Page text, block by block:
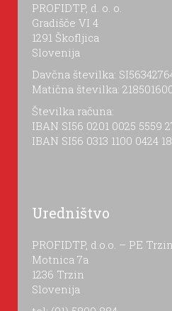
PROFIDTP, d. o. o.
Gradišče VI 4
1291 Škofljica
Slovenija
Davčna številka:
Matična številka:
Številka računa:
IBAN SI56 0201 0025 5559
IBAN SI56 0313 1100 0424
Uredništvo
PROFIDTP, d.o.o. – PE Trzin
Motnica 7a
1236 Trzin
Slovenija